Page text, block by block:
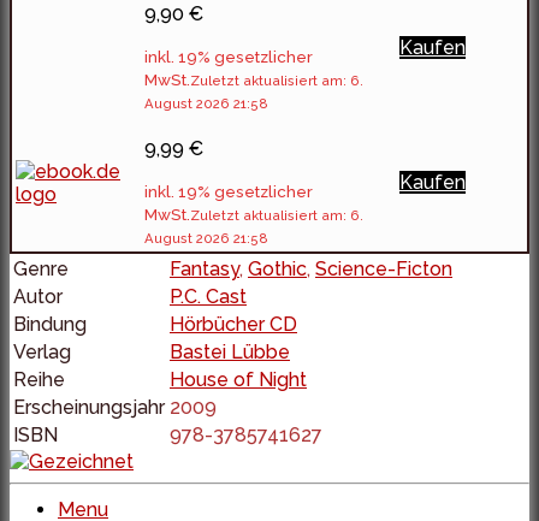
9,90 €
inkl. 19% gesetzlicher
MwSt. Zuletzt aktualisiert am: 6.
August 2026 21:58
Kaufen
9,99 €
inkl. 19% gesetzlicher
MwSt. Zuletzt aktualisiert am: 6.
August 2026 21:58
Kaufen
Genre Fantasy, Gothic, Science-Ficton
Autor
P.C. Cast
Bindung
Hörbücher CD
Verlag
Bastei Lübbe
Reihe
House of Night
Erscheinungsjahr 2009
ISBN
978-3785741627
Menu